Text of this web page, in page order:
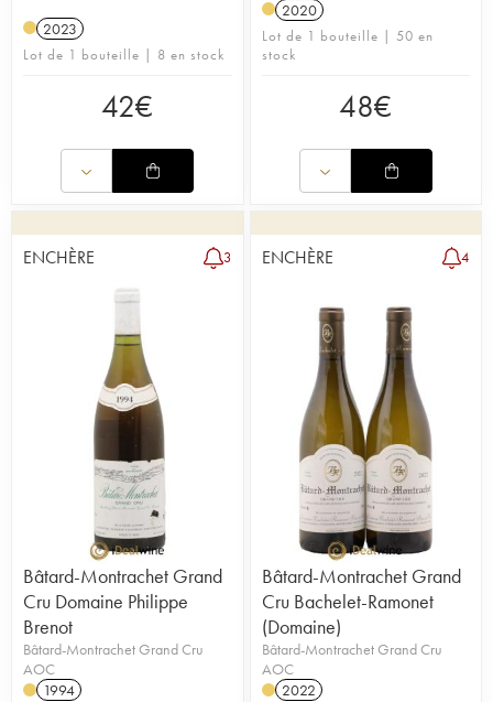
2023
Lot de 1 bouteille | 8 en stock
42€
2020
Lot de 1 bouteille | 50 en
stock
48€
ENCHÈRE 3
Bâtard-Montrachet Grand
Cru Domaine Philippe
Brenot
Bâtard-Montrachet Grand Cru
AOC
1994
ENCHÈRE 4
Bâtard-Montrachet Grand
Cru Bachelet-Ramonet
(Domaine)
Bâtard-Montrachet Grand Cru
AOC
2022